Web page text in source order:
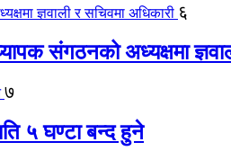
६
संगठनको अध्यक्षमा
७
५ घण्टा बन्द हुने